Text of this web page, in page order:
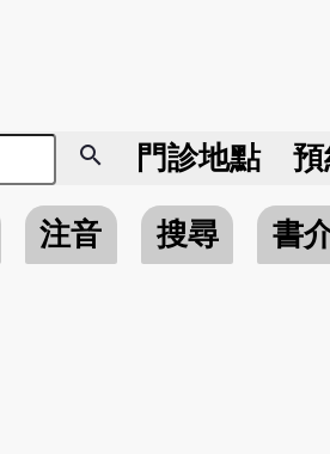
search 門診地點
注音 搜尋
書